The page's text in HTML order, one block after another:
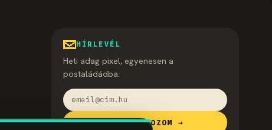
HÍRLEVÉL
Heti adag pixel, egyenesen a
postaládádba.
FELIRATKOZOM →